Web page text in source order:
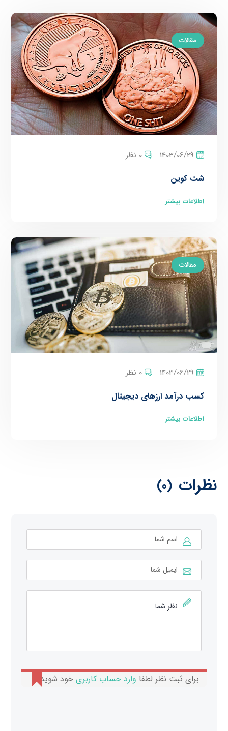
مقالات
1403/06/29 0 نظر
شت کوین
اطلاعات بیشتر
مقالات
1403/06/29 0 نظر
کسب درآمد ارزهای دیجیتال
اطلاعات بیشتر
نظرات (0)
برای ثبت نظر لطفا وارد حساب کاربری خود شوید.